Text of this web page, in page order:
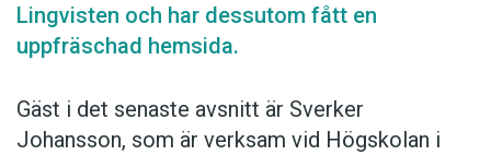
Lingvisten och har dessutom fått en
uppfräschad hemsida.
Gäst i det senaste avsnitt är Sverker
Johansson, som är verksam vid Högskolan i